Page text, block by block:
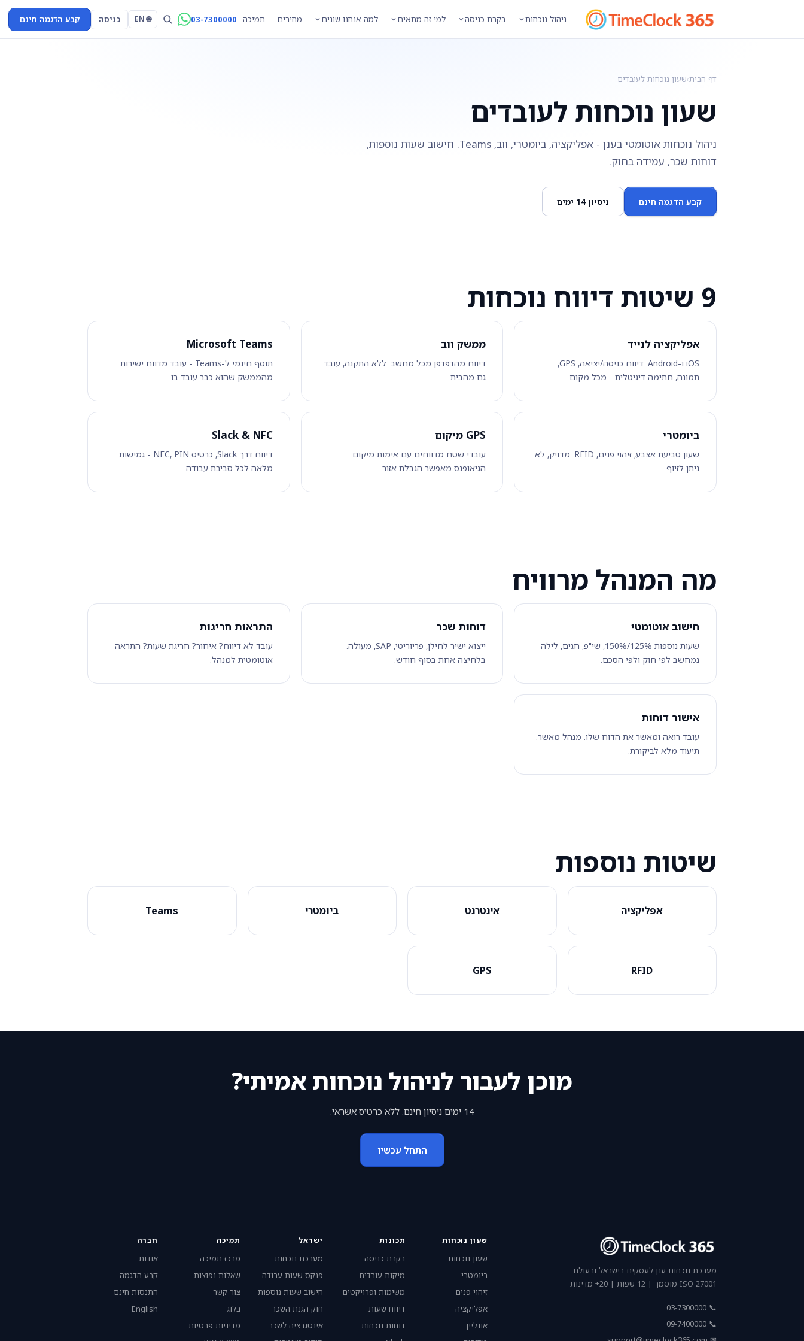
ניהול נוכחות בקרת כניסה למי זה מתאים למה אנחנו שונים מחירים תמיכה 03-7300000
🌐 EN כניסה קבע הדגמה חינם
דף הבית›שעון נוכחות לעובדים
שעון נוכחות לעובדים
ניהול נוכחות אוטומטי בענן - אפליקציה, ביומטרי, ווב, Teams. חישוב שעות נוספות,
דוחות שכר, עמידה בחוק.
קבע הדגמה חינם ניסיון 14 ימים
9 שיטות דיווח נוכחות
אפליקציה לנייד
iOS ו-Android. דיווח כניסה/יציאה, GPS,
תמונה, חתימה דיגיטלית - מכל מקום.
ממשק ווב
דיווח מהדפדפן מכל מחשב. ללא התקנה, עובד
גם מהבית.
Microsoft Teams
תוסף חינמי ל-Teams - עובד מדווח ישירות
מהממשק שהוא כבר עובד בו.
ביומטרי
שעון טביעת אצבע, זיהוי פנים, RFID. מדויק, לא
ניתן לזיוף.
GPS מיקום
עובדי שטח מדווחים עם אימות מיקום.
הגיאופנס מאפשר הגבלת אזור.
Slack & NFC
דיווח דרך Slack, כרטיס NFC, PIN - גמישות
מלאה לכל סביבת עבודה.
מה המנהל מרוויח
חישוב אוטומטי
שעות נוספות 125%/150%, שי"פ, חגים, לילה -
נמחשב לפי חוק ולפי הסכם.
דוחות שכר
ייצוא ישיר לחילן, פריוריטי, SAP, מעולה.
בלחיצה אחת בסוף חודש.
התראות חריגות
עובד לא דיווח? איחור? חריגת שעות? התראה
אוטומטית למנהל.
אישור דוחות
עובד רואה ומאשר את הדוח שלו. מנהל מאשר.
תיעוד מלא לביקורת.
שיטות נוספות
אפליקציה אינטרנט ביומטרי Teams
RFID
GPS
מוכן לעבור לניהול נוכחות אמיתי?
14 ימים ניסיון חינם. ללא כרטיס אשראי.
התחל עכשיו
מערכת נוכחות ענן לעסקים בישראל ובעולם.
ISO 27001 מוסמך | 12 שפות | 20+ מדינות
📞 03-7300000
📞 09-7400000
שעון נוכחות
שעון נוכחות
ביומטרי
זיהוי פנים
אפליקציה
אונליין
תכונות
בקרת כניסה
מיקום עובדים
משימות ופרויקטים
דיווח שעות
דוחות נוכחות
ישראל
מערכת נוכחות
פנקס שעות עבודה
חישוב שעות נוספות
חוק הגנת השכר
אינטגרציה לשכר
תמיכה
מרכז תמיכה
שאלות נפוצות
צור קשר
בלוג
מדיניות פרטיות
חברה
אודות
קבע הדגמה
התנסות חינם
English